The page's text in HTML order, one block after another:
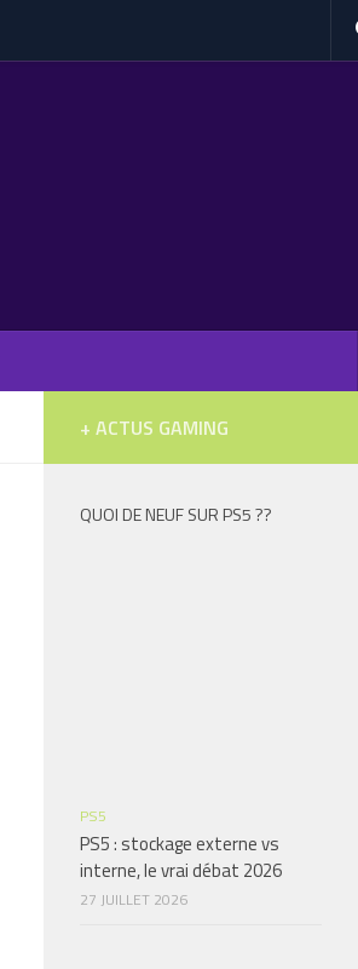
+ ACTUS GAMING
QUOI DE NEUF SUR PS5 ??
PS5
PS5 : stockage externe vs
interne, le vrai débat 2026
27 JUILLET 2026